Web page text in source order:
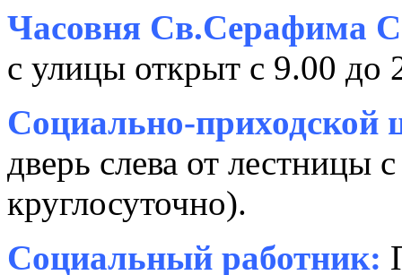
Часовня Св.Серафима
с улицы открыт с 9.00 до
Социально-приходской
дверь слева от лестницы
круглосуточно).
Социальный работник: